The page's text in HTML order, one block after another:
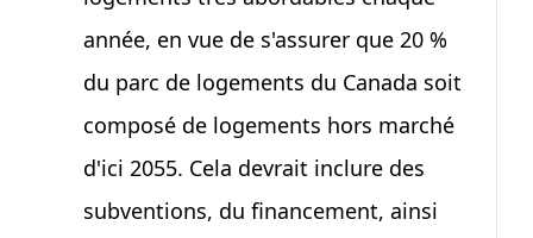
année, en vue de s'assurer que 20 %
du parc de logements du Canada soit
composé de logements hors marché
d'ici 2055. Cela devrait inclure des
subventions, du financement, ainsi